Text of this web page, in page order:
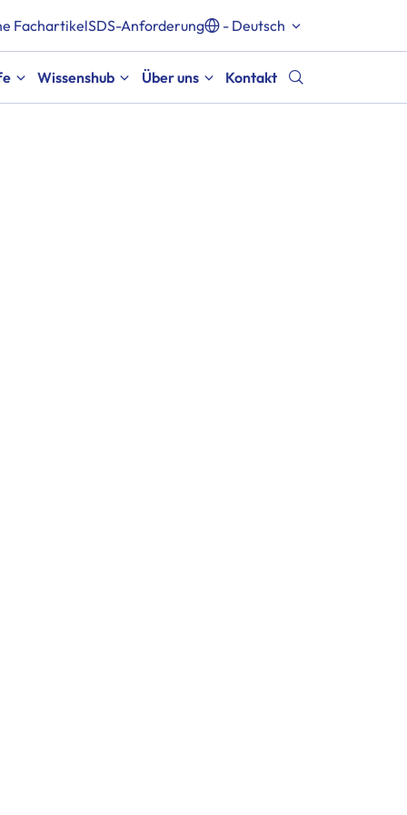
FachartikelSDS-Anforderung - Deutsch
Wissenshub Über uns Kontakt